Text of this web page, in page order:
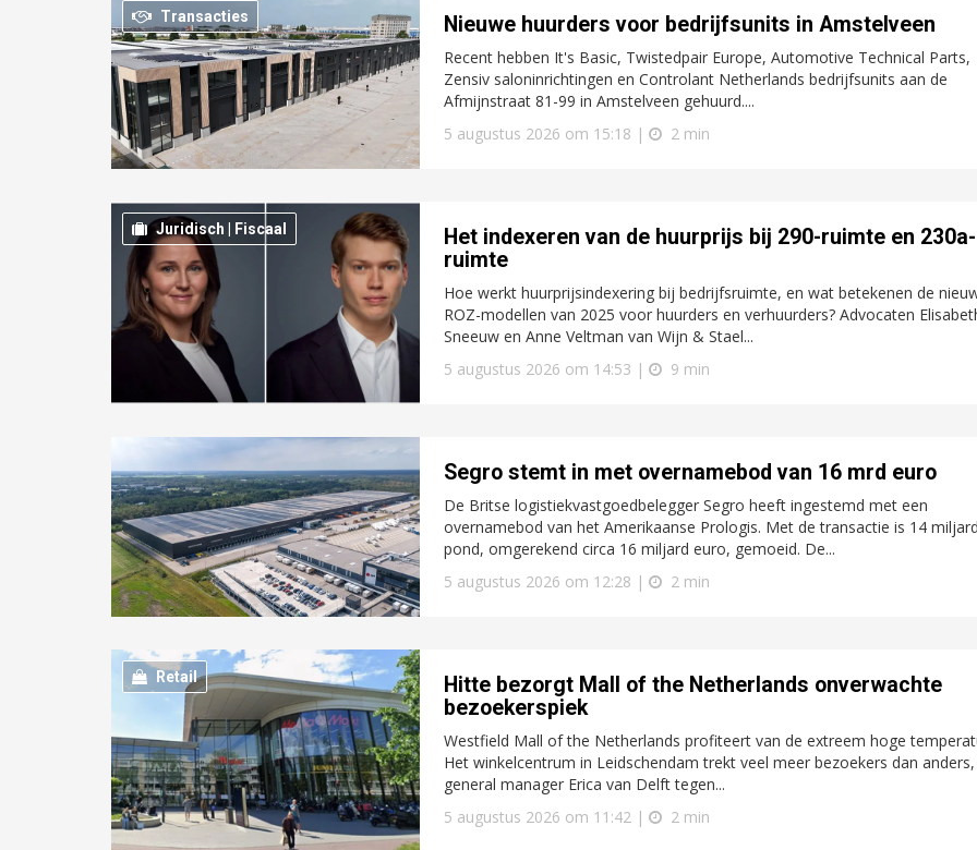
Transacties Nieuwe huurders voor bedrijfsunits in Amstelveen
Recent hebben It's Basic, Twistedpair Europe, Automotive Technical Parts,
Zensiv saloninrichtingen en Controlant Netherlands bedrijfsunits aan de
Afmijnstraat 81-99 in Amstelveen gehuurd....
5 augustus 2026 om 15:18 |
2 min
Juridisch | Fiscaal
Het indexeren van de huurprijs bij 290-ruimte en 230a-
ruimte
Hoe werkt huurprijsindexering bij bedrijfsruimte, en wat betekenen de
ROZ-modellen van 2025 voor huurders en verhuurders? Advocaten
Sneeuw en Anne Veltman van Wijn & Stael...
5 augustus 2026 om 14:53 |
9 min
Segro stemt in met overnamebod van 16 mrd euro
De Britse logistiekvastgoedbelegger Segro heeft ingestemd met een
overnamebod van het Amerikaanse Prologis. Met de transactie is 14 miljard
pond, omgerekend circa 16 miljard euro, gemoeid. De...
5 augustus 2026 om 12:28 |
2 min
Retail
Hitte bezorgt Mall of the Netherlands onverwachte
bezoekerspiek
Westfield Mall of the Netherlands profiteert van de extreem hoge
Het winkelcentrum in Leidschendam trekt veel meer bezoekers dan
general manager Erica van Delft tegen...
5 augustus 2026 om 11:42 |
2 min